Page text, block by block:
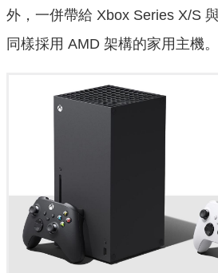
外，一併帶給 Xbox Series X/S
同樣採用 AMD 架構的家用主機。